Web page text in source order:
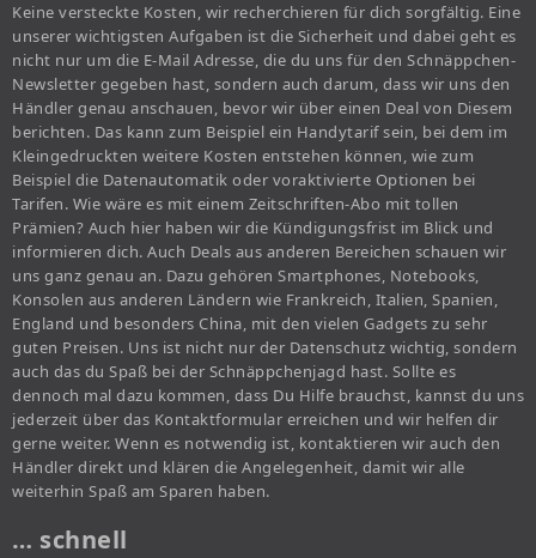
Keine versteckte Kosten, wir recherchieren für dich sorgfältig. Eine
unserer wichtigsten Aufgaben ist die Sicherheit und dabei geht es
nicht nur um die E-Mail Adresse, die du uns für den Schnäppchen-
Newsletter gegeben hast, sondern auch darum, dass wir uns den
Händler genau anschauen, bevor wir über einen Deal von Diesem
berichten. Das kann zum Beispiel ein Handytarif sein, bei dem im
Kleingedruckten weitere Kosten entstehen können, wie zum
Beispiel die Datenautomatik oder voraktivierte Optionen bei
Tarifen. Wie wäre es mit einem Zeitschriften-Abo mit tollen
Prämien? Auch hier haben wir die Kündigungsfrist im Blick und
informieren dich. Auch Deals aus anderen Bereichen schauen wir
uns ganz genau an. Dazu gehören Smartphones, Notebooks,
Konsolen aus anderen Ländern wie Frankreich, Italien, Spanien,
England und besonders China, mit den vielen Gadgets zu sehr
guten Preisen. Uns ist nicht nur der Datenschutz wichtig, sondern
auch das du Spaß bei der Schnäppchenjagd hast. Sollte es
dennoch mal dazu kommen, dass Du Hilfe brauchst, kannst du uns
jederzeit über das Kontaktformular erreichen und wir helfen dir
gerne weiter. Wenn es notwendig ist, kontaktieren wir auch den
Händler direkt und klären die Angelegenheit, damit wir alle
weiterhin Spaß am Sparen haben.
… schnell